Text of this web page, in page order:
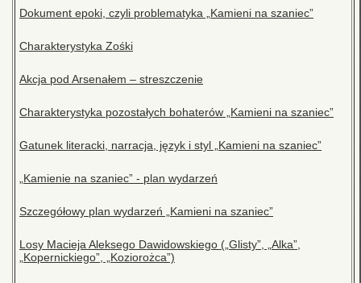
Dokument epoki, czyli problematyka „Kamieni na szaniec”
Charakterystyka Zośki
Akcja pod Arsenałem – streszczenie
Charakterystyka pozostałych bohaterów „Kamieni na szaniec”
Gatunek literacki, narracja, język i styl „Kamieni na szaniec”
„Kamienie na szaniec” - plan wydarzeń
Szczegółowy plan wydarzeń „Kamieni na szaniec”
Losy Macieja Aleksego Dawidowskiego („Glisty”, „Alka”,
„Kopernickiego”, „Koziorożca”)